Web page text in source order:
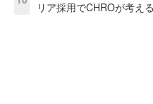
リア採用でCHROが考え